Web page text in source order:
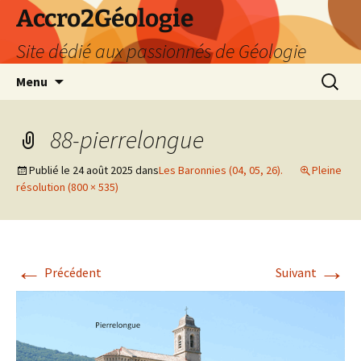
Accro2Géologie
Site dédié aux passionnés de Géologie
Menu
88-pierrelongue
Publié le 24 août 2025 dansLes Baronnies (04, 05, 26).
Pleine
résolution (800 × 535)
← Précédent Suivant →